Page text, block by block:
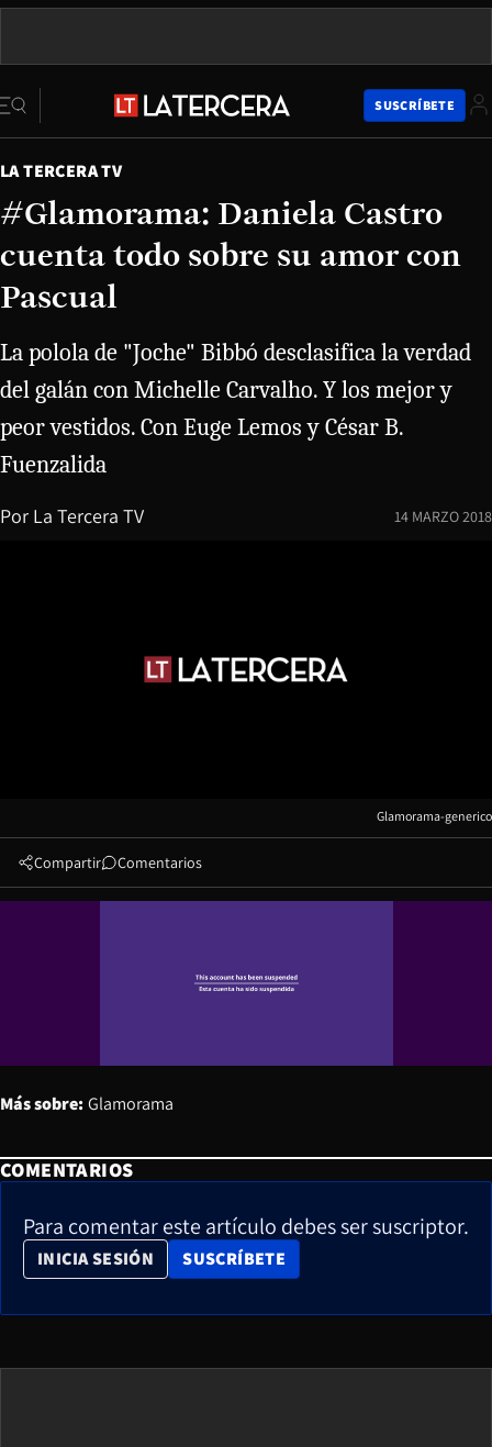
SUSCRÍBETE
LA TERCERA TV
#Glamorama: Daniela Castro
cuenta todo sobre su amor con
Pascual
La polola de "Joche" Bibbó desclasifica la verdad
del galán con Michelle Carvalho. Y los mejor y
peor vestidos. Con Euge Lemos y César B.
Fuenzalida
Por La Tercera TV 14 MARZO 2018
Glamorama-generico
Compartir Comentarios
Más sobre:Glamorama
COMENTARIOS
Para comentar este artículo debes ser suscriptor.
INICIA SESIÓN SUSCRÍBETE
OPENS IN NEW WINDOW